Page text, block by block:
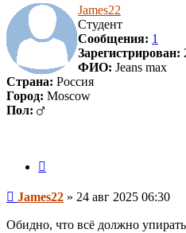
началу
James22
Студент
Сообщения: 1
Зарегистрирован:
ФИО: Jeans max
Страна: Россия
Город: Moscow
Пол:
Сообщение
James22 » 24 авг 2025 06:30
Обидно, что всё должно